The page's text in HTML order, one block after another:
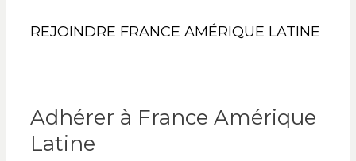
REJOINDRE FRANCE AMÉRIQUE LATINE
Adhérer à France Amérique
Latine